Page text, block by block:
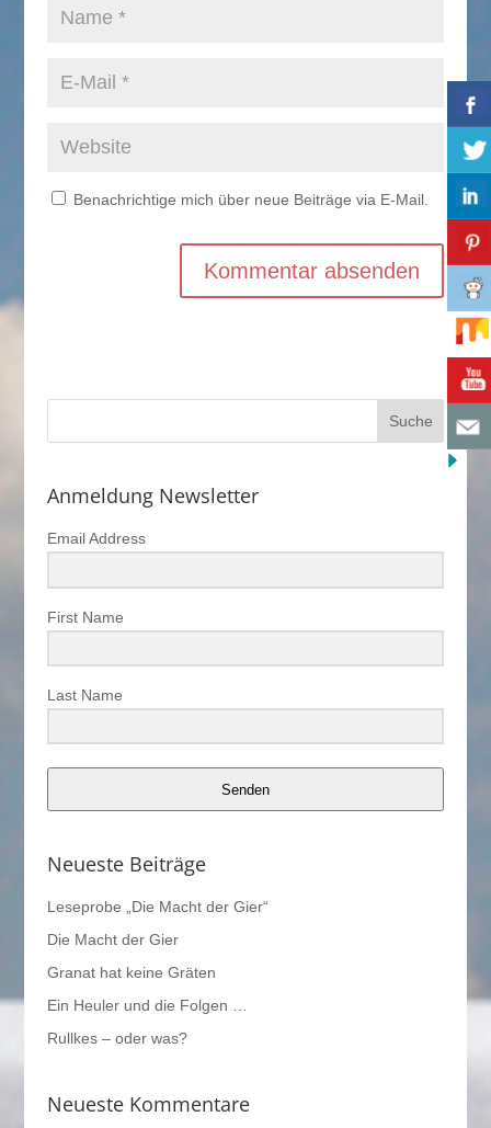
Benachrichtige mich über neue Beiträge via E-Mail.
Anmeldung Newsletter
Email Address
First Name
Last Name
Senden
Neueste Beiträge
Leseprobe „Die Macht der Gier“
Die Macht der Gier
Granat hat keine Gräten
Ein Heuler und die Folgen …
Rullkes – oder was?
Neueste Kommentare